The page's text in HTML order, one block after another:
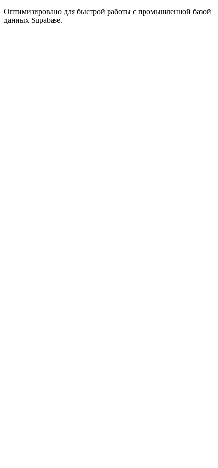
Оптимизировано для быстрой работы с промышленной базой
данных Supabase.